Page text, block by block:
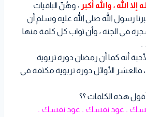
إلا الله ، والله أكبر ، وهُنّ الباقيات
رسول الله صلى الله عليه وسلم أن
في الجنة ، وأن ثواب كل كلمة منها
..
أنه كما أن رمضان دورة تربوية
فالعشر الأوائل دورة تربوية مكثفة في
هذه الكلمات ؟؟
.. عود نفسك .. عود نفسك ..